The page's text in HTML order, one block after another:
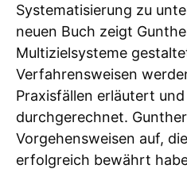
Systematisierung zu
neuen Buch zeigt
Multizielsysteme
Verfahrensweisen
Praxisfällen erläutert
durchgerechnet.
Vorgehensweisen auf,
erfolgreich bewährt